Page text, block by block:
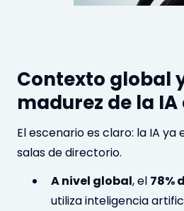
Contexto global
madurez de la
El escenario es claro: la IA ya
salas de directorio.
A nivel global, el 78%
utiliza inteligencia